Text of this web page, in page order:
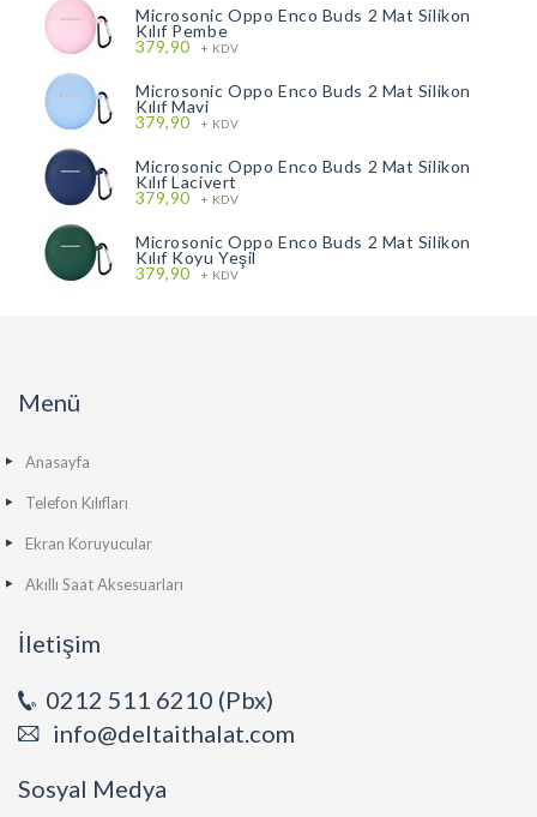
Microsonic Oppo Enco Buds 2 Mat Silikon
Kılıf Pembe
379,90 + KDV
Microsonic Oppo Enco Buds 2 Mat Silikon
Kılıf Mavi
379,90 + KDV
Microsonic Oppo Enco Buds 2 Mat Silikon
Kılıf Lacivert
379,90 + KDV
Microsonic Oppo Enco Buds 2 Mat Silikon
Kılıf Koyu Yeşil
379,90 + KDV
Menü
Anasayfa
Telefon Kılıfları
Ekran Koruyucular
Akıllı Saat Aksesuarları
İletişim
0212 511 6210 (Pbx)
info@deltaithalat.com
Sosyal Medya